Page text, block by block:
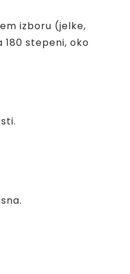
izboru (jelke,
stepeni, oko